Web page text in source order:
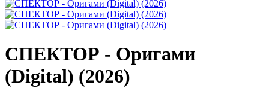
СПЕКТОР - Оригами
(Digital) (2026)